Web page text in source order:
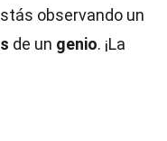
observando un
de un genio. ¡La